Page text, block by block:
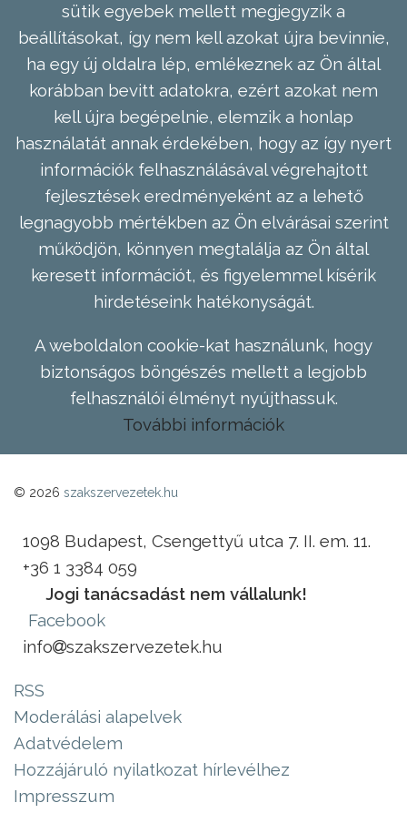
sütik egyebek mellett megjegyzik a
beállításokat, így nem kell azokat újra bevinnie,
ha egy új oldalra lép, emlékeznek az Ön által
korábban bevitt adatokra, ezért azokat nem
kell újra begépelnie, elemzik a honlap
használatát annak érdekében, hogy az így nyert
információk felhasználásával végrehajtott
fejlesztések eredményeként az a lehető
legnagyobb mértékben az Ön elvárásai szerint
működjön, könnyen megtalálja az Ön által
keresett információt, és figyelemmel kísérik
hirdetéseink hatékonyságát.
A weboldalon cookie-kat használunk, hogy
biztonságos böngészés mellett a legjobb
felhasználói élményt nyújthassuk.
További információk
© 2026 szakszervezetek.hu
1098 Budapest, Csengettyű utca 7. II. em. 11.
+36 1 3384 059
Jogi tanácsadást nem vállalunk!
Facebook
info
szakszervezetek.hu
RSS
Moderálási alapelvek
Adatvédelem
Hozzájáruló nyilatkozat hírlevélhez
Impresszum